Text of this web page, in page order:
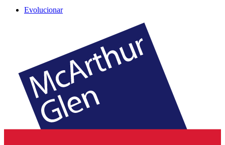
Evolucionar